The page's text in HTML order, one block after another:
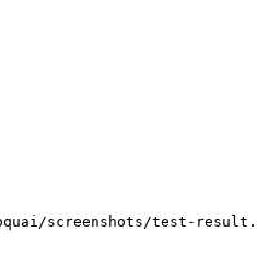
screenshots/test-